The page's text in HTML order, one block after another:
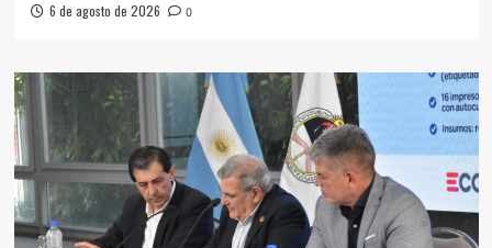
6 de agosto de 2026 0